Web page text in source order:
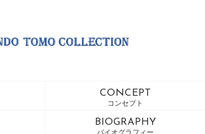
CONCEPT
コンセプト
BIOGRAPHY